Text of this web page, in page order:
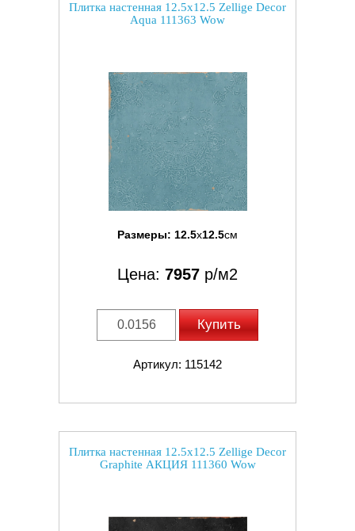
Плитка настенная 12.5x12.5 Zellige Decor
Aqua 111363 Wow
Размеры: 12.5x12.5см
Цена: 7957 р/м2
Купить
Артикул: 115142
Плитка настенная 12.5x12.5 Zellige Decor
Graphite АКЦИЯ 111360 Wow